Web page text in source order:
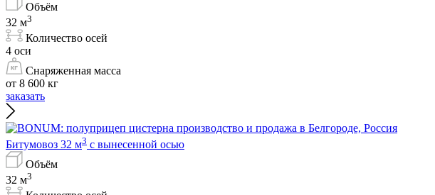
Объём
32 м3
Количество осей
4 оси
Снаряженная масса
от 8 600 кг
заказать
Битумовоз 32 м3 с вынесенной осью
Объём
32 м3